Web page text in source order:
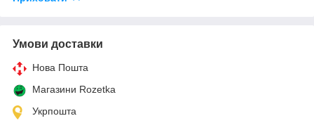
Умови доставки
Нова Пошта
Магазини Rozetka
Укрпошта